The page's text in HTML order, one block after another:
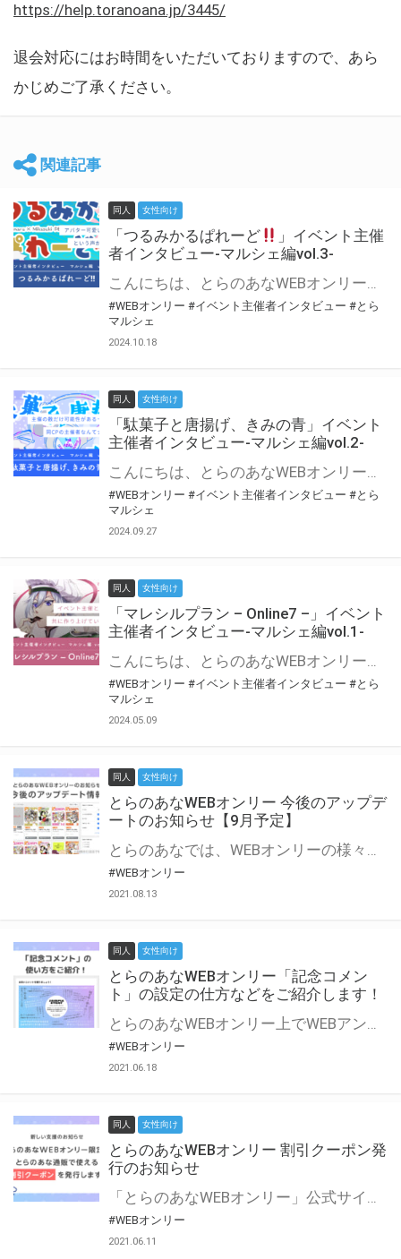
https://help.toranoana.jp/3445/
退会対応にはお時間をいただいておりますので、あら
かじめご了承ください。
関連記事
同人 女性向け
「つるみかるぱれーど
」イベント主催
者インタビュー-マルシェ編vol.3-
こんにちは、とらのあなWEBオンリー運営スタッフです。 新たにお届けする、イベント主催者インタビュー-マルシェ編-は、 とらのあなWEBオンリー「マルシェ」をご利用した主催様に 「マルシェ」を使って開催した感想や心がけをお聞きする企画です。 今回は、WEBオンリー初開催「つるみかるぱれーど
#WEBオンリー #イベント主催者インタビュー #とら
マルシェ
2024.10.18
同人 女性向け
「駄菓子と唐揚げ、きみの青」イベント
主催者インタビュー-マルシェ編vol.2-
こんにちは、とらのあなWEBオンリー運営スタッフです。 新たにお届けする、イベント主催者インタビュー-マルシェ編-は、 とらのあなWEBオンリー「マルシェ」をご利用の主催様に 「マルシェ」を使ってイベントを開催した感想や心がけをお聞きする企画です。 今回は、WEBオンリー初開催「駄菓子と唐揚げ、きみの青」より、 主催のぎこ六屋様にお話を伺いました。 協力：ぎこ六屋様／イベント公式Twitter（@krkgwks） とらのあなWEBオンリー「マルシェ」とは？ WEBオンリーでリアルタイムでコミュニケーションがとれるオンライン会場です。
#WEBオンリー #イベント主催者インタビュー #とら
マルシェ
2024.09.27
同人 女性向け
「マレシルプラン – Online7 –」イベント
主催者インタビュー-マルシェ編vol.1-
こんにちは、とらのあなWEBオンリー運営スタッフです。 新たにお届けする、イベント主催者インタビュー-マルシェ編-は、 とらのあなWEBオンリー「マルシェ」をご利用した主催様に 「マルシェ」を使って開催した感想や心がけをお聞きする企画です。 今回は、WEBオンリー開催7回目迎えた「マレシルプラン – Online7 –」より、 主催の玉川うた様にお話を伺いました。 ▼マレシルプランのインタビュー前回記事 「イベント主催者インタビュー vol.6」はこちら 協力：玉川うた様（マレシルプラン実行委員会 代表）／イベント公式Twitter（@mallesil_plan） とらのあなWEBオンリー「マルシェ」とは？ WEBオンリーでリアルタイムでコミュニケーションがとれるオンライン会場です。
#WEBオンリー #イベント主催者インタビュー #とら
マルシェ
2024.05.09
同人 女性向け
とらのあなWEBオンリー 今後のアップデ
ートのお知らせ【9月予定】
とらのあなでは、WEBオンリーの様々な支援を実施しています。 今回は2021年9月に実装を予定しているアップデート情報についてご紹介いたします。 とらのあなWEBオンリーサイトはこちら
#WEBオンリー
2021.08.13
同人 女性向け
とらのあなWEBオンリー「記念コメン
ト」の設定の仕方などをご紹介します！
とらのあなWEBオンリー上でWEBアンソロジーが作成できる「記念コメント」について、その使い方や作成手順を解説します！ 支援タイプを「サークル参加型」「サークル参加型・マルシェ(イベント会場)機能付き」でお申し込みいただいている主催者様はぜひご活用ください♪ とらのあなWEBオンリーサイトはこちら
#WEBオンリー
2021.06.18
同人 女性向け
とらのあなWEBオンリー 割引クーポン発
行のお知らせ
「とらのあなWEBオンリー」公式サイトでとらのあな通販の「割引クーポン」を配布中！ イベントごとに開催当日限定で使える割引クーポンのシリアルコードを発行します。 とらのあなWEBオンリーのページをチェックして、イベント当日にお得にお買い物を楽しみましょう♪ ※本キャンペーンは予告なく終了する場合がございます。 とらのあなWEBオンリーサイトはこちら
#WEBオンリー
2021.06.11